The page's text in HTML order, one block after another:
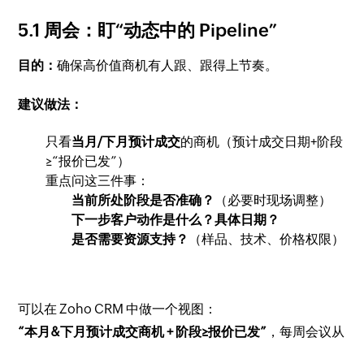
5.1 周会：盯“动态中的 Pipeline”
目的：确保高价值商机有人跟、跟得上节奏。
建议做法：
只看当月/下月预计成交的商机（预计成交日期+阶段
≥“报价已发”）
重点问这三件事：
当前所处阶段是否准确？
（必要时现场调整）
下一步客户动作是什么？具体日期？
是否需要资源支持？
（样品、技术、价格权限）
可以在 Zoho CRM 中做一个视图：
“本月&下月预计成交商机 + 阶段≥报价已发” ，每周会议从